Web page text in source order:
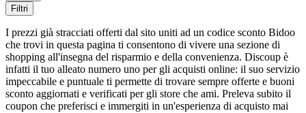
Filtri
I prezzi già stracciati offerti dal sito uniti ad un codice sconto Bidoo
che trovi in questa pagina ti consentono di vivere una sezione di
shopping all'insegna del risparmio e della convenienza. Discoup è
infatti il tuo alleato numero uno per gli acquisti online: il suo servizio
impeccabile e puntuale ti permette di trovare sempre offerte e buoni
sconto aggiornati e verificati per gli store che ami. Preleva subito il
coupon che preferisci e immergiti in un'esperienza di acquisto mai